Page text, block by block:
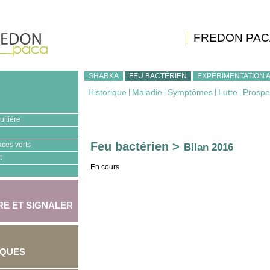
FREDON
verts
ET SIGNALER
SHARKA FEU BACTÉRIEN EXPÉRIMENTATION
Historique Maladie Symptômes Lutte
Feu bactérien > Bilan 2016
En cours